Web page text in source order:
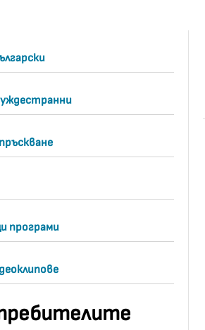
програми